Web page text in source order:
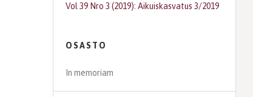
Vol 39 Nro 3 (2019): Aikuiskasvatus 3/2019
OSASTO
In memoriam